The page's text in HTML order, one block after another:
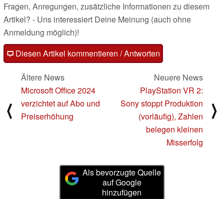
Fragen, Anregungen, zusätzliche Informationen zu diesem
Artikel? - Uns interessiert Deine Meinung (auch ohne
Anmeldung möglich)!
Diesen Artikel kommentieren / Antworten
⟨
Ältere News
Microsoft Office 2024
verzichtet auf Abo und
Preiserhöhung
Neuere News
PlayStation VR 2:
Sony stoppt Produktion
(vorläufig), Zahlen
belegen kleinen
Misserfolg
⟩
Als bevorzugte Quelle
auf Google
hinzufügen